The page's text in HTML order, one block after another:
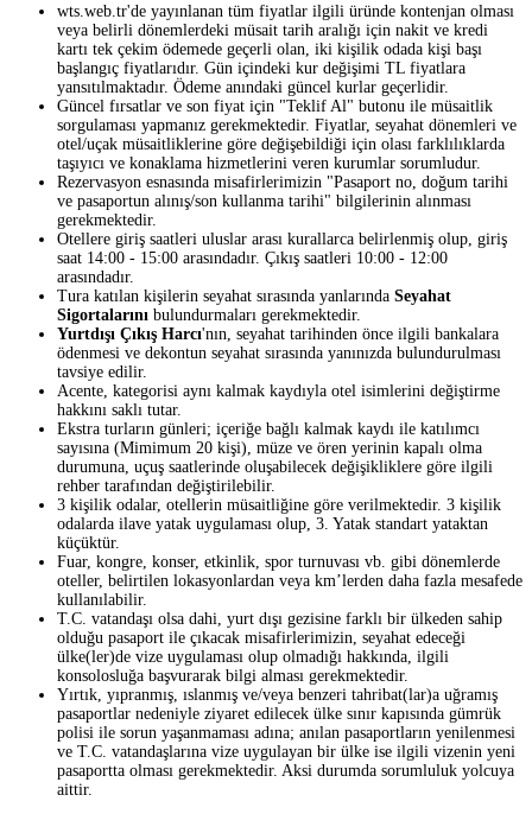
wts.web.tr'de yayınlanan tüm fiyatlar ilgili üründe kontenjan olması
veya belirli dönemlerdeki müsait tarih aralığı için nakit ve kredi
kartı tek çekim ödemede geçerli olan, iki kişilik odada kişi başı
başlangıç fiyatlarıdır. Gün içindeki kur değişimi TL fiyatlara
yansıtılmaktadır. Ödeme anındaki güncel kurlar geçerlidir.
Güncel fırsatlar ve son fiyat için "Teklif Al" butonu ile müsaitlik
sorgulaması yapmanız gerekmektedir. Fiyatlar, seyahat dönemleri ve
otel/uçak müsaitliklerine göre değişebildiği için olası farklılıklarda
taşıyıcı ve konaklama hizmetlerini veren kurumlar sorumludur.
Rezervasyon esnasında misafirlerimizin "Pasaport no, doğum tarihi
ve pasaportun alınış/son kullanma tarihi" bilgilerinin alınması
gerekmektedir.
Otellere giriş saatleri uluslar arası kurallarca belirlenmiş olup, giriş
saat 14:00 - 15:00 arasındadır. Çıkış saatleri 10:00 - 12:00
arasındadır.
Tura katılan kişilerin seyahat sırasında yanlarında Seyahat
Sigortalarını bulundurmaları gerekmektedir.
Yurtdışı Çıkış Harcı'nın, seyahat tarihinden önce ilgili bankalara
ödenmesi ve dekontun seyahat sırasında yanınızda bulundurulması
tavsiye edilir.
Acente, kategorisi aynı kalmak kaydıyla otel isimlerini değiştirme
hakkını saklı tutar.
Ekstra turların günleri; içeriğe bağlı kalmak kaydı ile katılımcı
sayısına (Mimimum 20 kişi), müze ve ören yerinin kapalı olma
durumuna, uçuş saatlerinde oluşabilecek değişikliklere göre ilgili
rehber tarafından değiştirilebilir.
3 kişilik odalar, otellerin müsaitliğine göre verilmektedir. 3 kişilik
odalarda ilave yatak uygulaması olup, 3. Yatak standart yataktan
küçüktür.
Fuar, kongre, konser, etkinlik, spor turnuvası vb. gibi dönemlerde
oteller, belirtilen lokasyonlardan veya km’lerden daha fazla mesafede
kullanılabilir.
T.C. vatandaşı olsa dahi, yurt dışı gezisine farklı bir ülkeden sahip
olduğu pasaport ile çıkacak misafirlerimizin, seyahat edeceği
ülke(ler)de vize uygulaması olup olmadığı hakkında, ilgili
konsolosluğa başvurarak bilgi alması gerekmektedir.
Yırtık, yıpranmış, ıslanmış ve/veya benzeri tahribat(lar)a uğramış
pasaportlar nedeniyle ziyaret edilecek ülke sınır kapısında gümrük
polisi ile sorun yaşanmaması adına; anılan pasaportların yenilenmesi
ve T.C. vatandaşlarına vize uygulayan bir ülke ise ilgili vizenin yeni
pasaportta olması gerekmektedir. Aksi durumda sorumluluk yolcuya
aittir.